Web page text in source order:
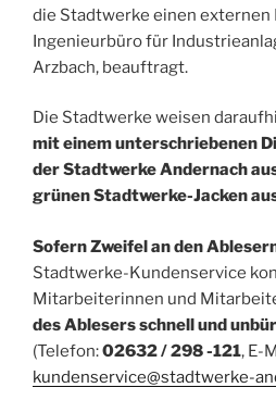
die Stadtwerke einen externen
Ingenieurbüro für
Arzbach, beauftragt.
Die Stadtwerke weisen
mit einem unterschriebenen
der Stadtwerke Andernach
grünen Stadtwerke-Jacken
Sofern Zweifel an den
Stadtwerke-Kundenservice
Mitarbeiterinnen und
des Ablesers schnell und
(Telefon:02632 / 298 -121, E-
kundenservice@stadtwerke-